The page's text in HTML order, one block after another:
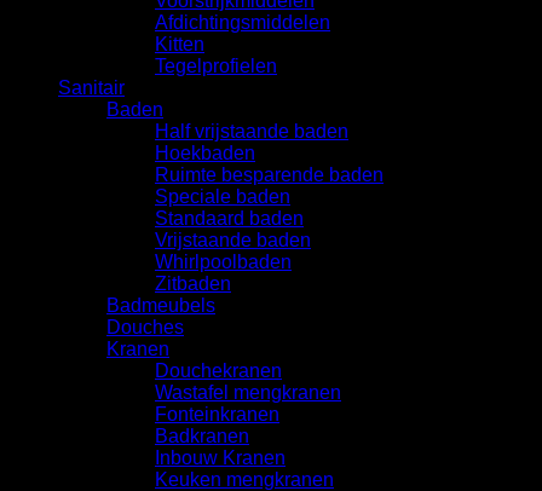
Afdichtingsmiddelen
Kitten
Tegelprofielen
Sanitair
Baden
Half vrijstaande baden
Hoekbaden
Ruimte besparende baden
Speciale baden
Standaard baden
Vrijstaande baden
Whirlpoolbaden
Zitbaden
Badmeubels
Douches
Kranen
Douchekranen
Wastafel mengkranen
Fonteinkranen
Badkranen
Inbouw Kranen
Keuken mengkranen